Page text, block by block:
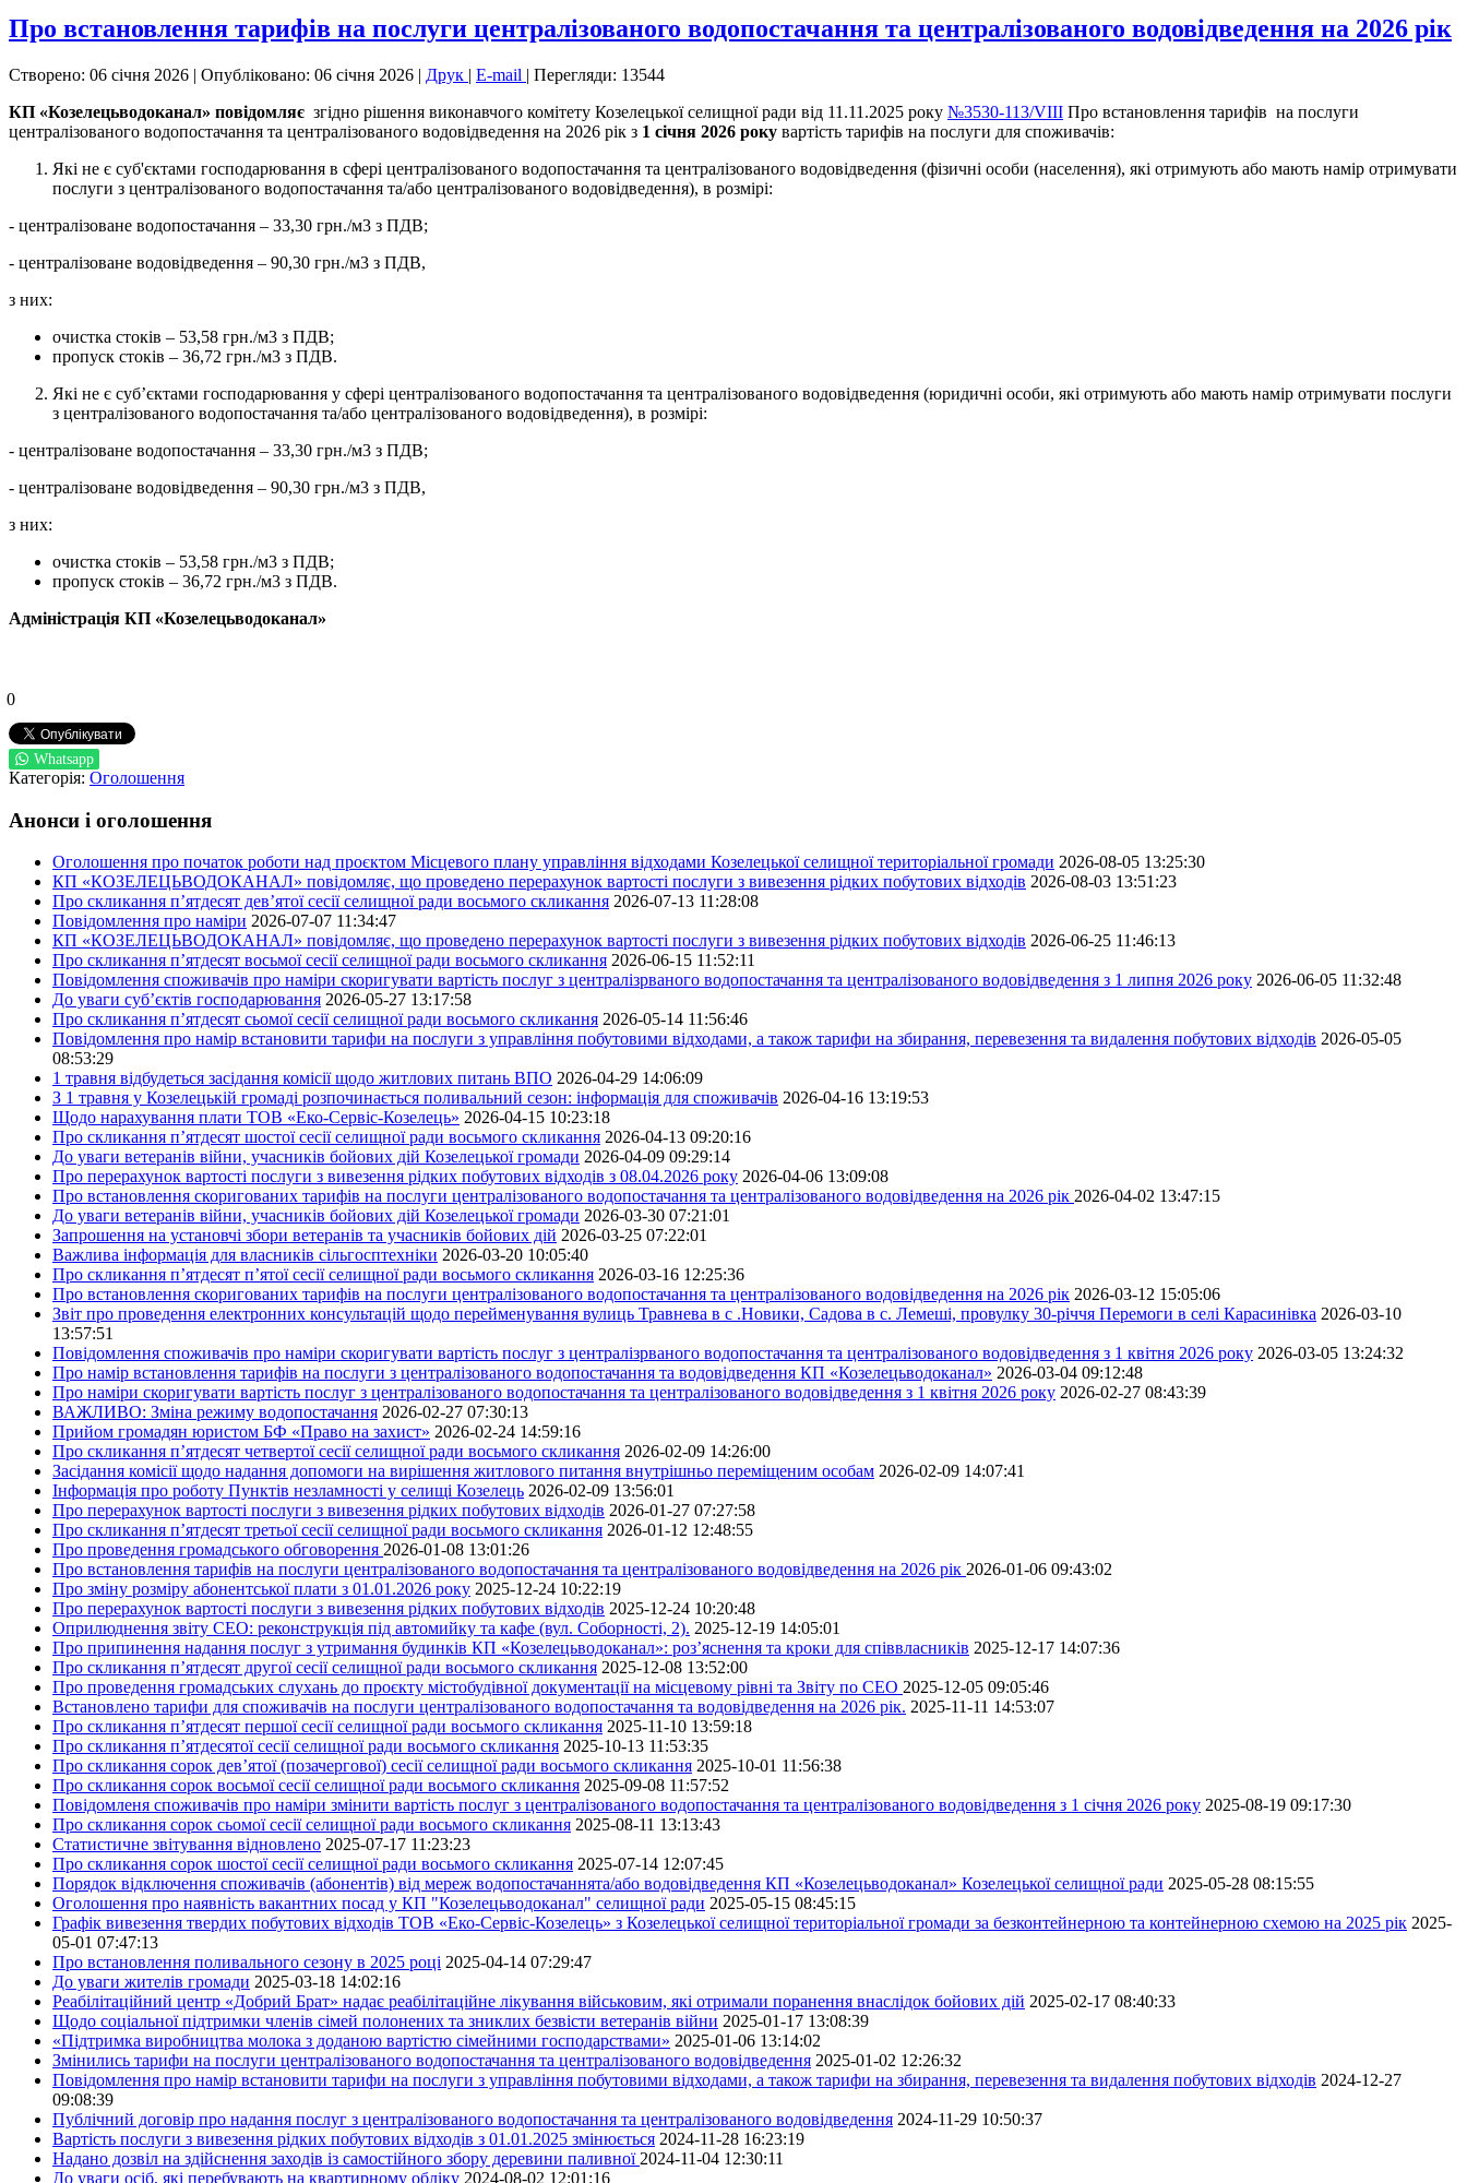
Про встановлення тарифів на послуги централізованого водопостачання та централізованого водовідведення на 2026 рік
Створено: 06 січня 2026 | Опубліковано: 06 січня 2026 | Друк | E-mail | Перегляди: 13544
КП «Козелецьводоканал» повідомляє згідно рішення виконавчого комітету Козелецької селищної ради від 11.11.2025 року №3530-113/VIII Про встановлення тарифів на послуги
централізованого водопостачання та централізованого водовідведення на 2026 рік з 1 січня 2026 року вартість тарифів на послуги для споживачів:
Які не є суб'єктами господарювання в сфері централізованого водопостачання та централізованого водовідведення (фізичні особи (населення), які отримують або мають намір отримувати
послуги з централізованого водопостачання та/або централізованого водовідведення), в розмірі:
- централізоване водопостачання – 33,30 грн./м3 з ПДВ;
- централізоване водовідведення – 90,30 грн./м3 з ПДВ,
з них:
очистка стоків – 53,58 грн./м3 з ПДВ;
пропуск стоків – 36,72 грн./м3 з ПДВ.
Які не є суб’єктами господарювання у сфері централізованого водопостачання та централізованого водовідведення (юридичні особи, які отримують або мають намір отримувати послуги
з централізованого водопостачання та/або централізованого водовідведення), в розмірі:
- централізоване водопостачання – 33,30 грн./м3 з ПДВ;
- централізоване водовідведення – 90,30 грн./м3 з ПДВ,
з них:
очистка стоків – 53,58 грн./м3 з ПДВ;
пропуск стоків – 36,72 грн./м3 з ПДВ.
Адміністрація КП «Козелецьводоканал»
0
Whatsapp
Категорія: Оголошення
Анонси і оголошення
Оголошення про початок роботи над проєктом Місцевого плану управління відходами Козелецької селищної територіальної громади 2026-08-05 13:25:30
КП «КОЗЕЛЕЦЬВОДОКАНАЛ» повідомляє, що проведено перерахунок вартості послуги з вивезення рідких побутових відходів 2026-08-03 13:51:23
Про скликання п’ятдесят дев’ятої сесії селищної ради восьмого скликання 2026-07-13 11:28:08
Повідомлення про наміри 2026-07-07 11:34:47
КП «КОЗЕЛЕЦЬВОДОКАНАЛ» повідомляє, що проведено перерахунок вартості послуги з вивезення рідких побутових відходів 2026-06-25 11:46:13
Про скликання п’ятдесят восьмої сесії селищної ради восьмого скликання 2026-06-15 11:52:11
Повідомлення споживачів про наміри скоригувати вартість послуг з централізрваного водопостачання та централізованого водовідведення з 1 липня 2026 року 2026-06-05 11:32:48
До уваги суб’єктів господарювання 2026-05-27 13:17:58
Про скликання п’ятдесят сьомої сесії селищної ради восьмого скликання 2026-05-14 11:56:46
Повідомлення про намір встановити тарифи на послуги з управління побутовими відходами, а також тарифи на збирання, перевезення та видалення побутових відходів 2026-05-05
08:53:29
1 травня відбудеться засідання комісії щодо житлових питань ВПО 2026-04-29 14:06:09
З 1 травня у Козелецькій громаді розпочинається поливальний сезон: інформація для споживачів 2026-04-16 13:19:53
Щодо нарахування плати ТОВ «Еко-Сервіс-Козелець» 2026-04-15 10:23:18
Про скликання п’ятдесят шостої сесії селищної ради восьмого скликання 2026-04-13 09:20:16
До уваги ветеранів війни, учасників бойових дій Козелецької громади 2026-04-09 09:29:14
Про перерахунок вартості послуги з вивезення рідких побутових відходів з 08.04.2026 року 2026-04-06 13:09:08
Про встановлення скоригованих тарифів на послуги централізованого водопостачання та централізованого водовідведення на 2026 рік 2026-04-02 13:47:15
До уваги ветеранів війни, учасників бойових дій Козелецької громади 2026-03-30 07:21:01
Запрошення на установчі збори ветеранів та учасників бойових дій 2026-03-25 07:22:01
Важлива інформація для власників сільгосптехніки 2026-03-20 10:05:40
Про скликання п’ятдесят п’ятої сесії селищної ради восьмого скликання 2026-03-16 12:25:36
Про встановлення скоригованих тарифів на послуги централізованого водопостачання та централізованого водовідведення на 2026 рік 2026-03-12 15:05:06
Звіт про проведення електронних консультацій щодо перейменування вулиць Травнева в с .Новики, Садова в с. Лемеші, провулку 30-річчя Перемоги в селі Карасинівка 2026-03-10
13:57:51
Повідомлення споживачів про наміри скоригувати вартість послуг з централізрваного водопостачання та централізованого водовідведення з 1 квітня 2026 року 2026-03-05 13:24:32
Про намір встановлення тарифів на послуги з централізованого водопостачання та водовідведення КП «Козелецьводоканал» 2026-03-04 09:12:48
Про наміри скоригувати вартість послуг з централізованого водопостачання та централізованого водовідведення з 1 квітня 2026 року 2026-02-27 08:43:39
ВАЖЛИВО: Зміна режиму водопостачання 2026-02-27 07:30:13
Прийом громадян юристом БФ «Право на захист» 2026-02-24 14:59:16
Про скликання п’ятдесят четвертої сесії селищної ради восьмого скликання 2026-02-09 14:26:00
Засідання комісії щодо надання допомоги на вирішення житлового питання внутрішньо переміщеним особам 2026-02-09 14:07:41
Інформація про роботу Пунктів незламності у селищі Козелець 2026-02-09 13:56:01
Про перерахунок вартості послуги з вивезення рідких побутових відходів 2026-01-27 07:27:58
Про скликання п’ятдесят третьої сесії селищної ради восьмого скликання 2026-01-12 12:48:55
Про проведення громадського обговорення 2026-01-08 13:01:26
Про встановлення тарифів на послуги централізованого водопостачання та централізованого водовідведення на 2026 рік 2026-01-06 09:43:02
Про зміну розміру абонентської плати з 01.01.2026 року 2025-12-24 10:22:19
Про перерахунок вартості послуги з вивезення рідких побутових відходів 2025-12-24 10:20:48
Оприлюднення звіту СЕО: реконструкція під автомийку та кафе (вул. Соборності, 2). 2025-12-19 14:05:01
Про припинення надання послуг з утримання будинків КП «Козелецьводоканал»: роз’яснення та кроки для співвласників 2025-12-17 14:07:36
Про скликання п’ятдесят другої сесії селищної ради восьмого скликання 2025-12-08 13:52:00
Про проведення громадських слухань до проєкту містобудівної документації на місцевому рівні та Звіту по СЕО 2025-12-05 09:05:46
Встановлено тарифи для споживачів на послуги централізованого водопостачання та водовідведення на 2026 рік. 2025-11-11 14:53:07
Про скликання п’ятдесят першої сесії селищної ради восьмого скликання 2025-11-10 13:59:18
Про скликання п’ятдесятої сесії селищної ради восьмого скликання 2025-10-13 11:53:35
Про скликання сорок дев’ятої (позачергової) сесії селищної ради восьмого скликання 2025-10-01 11:56:38
Про скликання сорок восьмої сесії селищної ради восьмого скликання 2025-09-08 11:57:52
Повідомленя споживачів про наміри змінити вартість послуг з централізованого водопостачання та централізованого водовідведення з 1 січня 2026 року 2025-08-19 09:17:30
Про скликання сорок сьомої сесії селищної ради восьмого скликання 2025-08-11 13:13:43
Статистичне звітування відновлено 2025-07-17 11:23:23
Про скликання сорок шостої сесії селищної ради восьмого скликання 2025-07-14 12:07:45
Порядок відключення споживачів (абонентів) від мереж водопостачаннята/або водовідведення КП «Козелецьводоканал» Козелецької селищної ради 2025-05-28 08:15:55
Оголошення про наявність вакантних посад у КП "Козелецьводоканал" селищної ради 2025-05-15 08:45:15
Графік вивезення твердих побутових відходів ТОВ «Еко-Сервіс-Козелець» з Козелецької селищної територіальної громади за безконтейнерною та контейнерною схемою на 2025 рік 2025-
05-01 07:47:13
Про встановлення поливального сезону в 2025 році 2025-04-14 07:29:47
До уваги жителів громади 2025-03-18 14:02:16
Реабілітаційний центр «Добрий Брат» надає реабілітаційне лікування військовим, які отримали поранення внаслідок бойових дій 2025-02-17 08:40:33
Щодо соціальної підтримки членів сімей полонених та зниклих безвісти ветеранів війни 2025-01-17 13:08:39
«Підтримка виробництва молока з доданою вартістю сімейними господарствами» 2025-01-06 13:14:02
Змінились тарифи на послуги централізованого водопостачання та централізованого водовідведення 2025-01-02 12:26:32
Повідомлення про намір встановити тарифи на послуги з управління побутовими відходами, а також тарифи на збирання, перевезення та видалення побутових відходів 2024-12-27
09:08:39
Публічний договір про надання послуг з централізованого водопостачання та централізованого водовідведення 2024-11-29 10:50:37
Вартість послуги з вивезення рідких побутових відходів з 01.01.2025 змінюється 2024-11-28 16:23:19
Надано дозвіл на здійснення заходів із самостійного збору деревини паливної2024-11-04 12:30:11
До уваги осіб, які перебувають на квартирному обліку 2024-08-02 12:01:16